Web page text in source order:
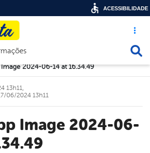
Acesso
de navegação
Image 2024-06-14 at 16.34.49
13h11,
06/2024 13h11
ACESSIBILIDADE